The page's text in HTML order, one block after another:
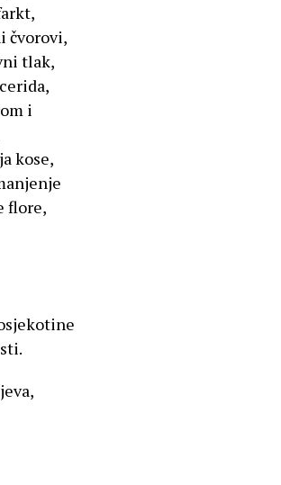
čvorovi,
tlak,
i
kose,
flore,